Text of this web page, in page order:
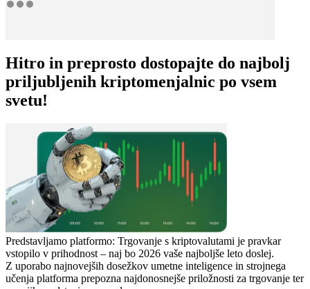
Hitro in preprosto dostopajte do najbolj
priljubljenih kriptomenjalnic po vsem
svetu!
Predstavljamo platformo: Trgovanje s kriptovalutami je pravkar
vstopilo v prihodnost – naj bo 2026 vaše najboljše leto doslej.
Z uporabo najnovejših dosežkov umetne inteligence in strojnega
učenja platforma prepozna najdonosnejše priložnosti za trgovanje ter